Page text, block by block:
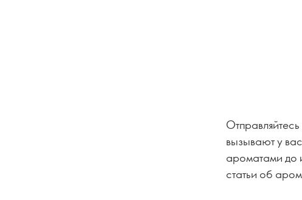
вызывают у
ароматами до
статьи об